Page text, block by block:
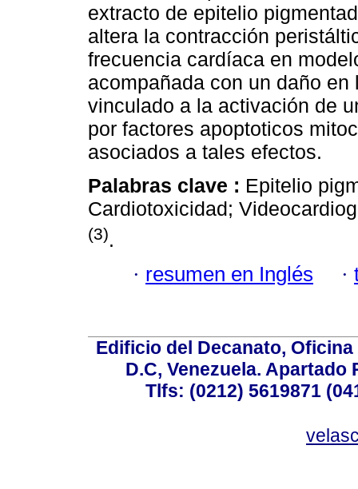
extracto de epitelio
altera la contracción
frecuencia cardíaca en
acompañada con un daño
vinculado a la activación de
por factores apoptoticos
asociados a tales efectos.
Palabras clave : Epitelio
Cardiotoxicidad;
(3).
· resumen en Inglés ·
Edificio del Decanato,
D.C, Venezuela. Apartado
Tlfs: (0212) 5619871